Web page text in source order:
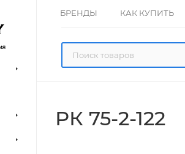
БРЕНДЫ КАК КУПИТЬ
РК 75-2-122